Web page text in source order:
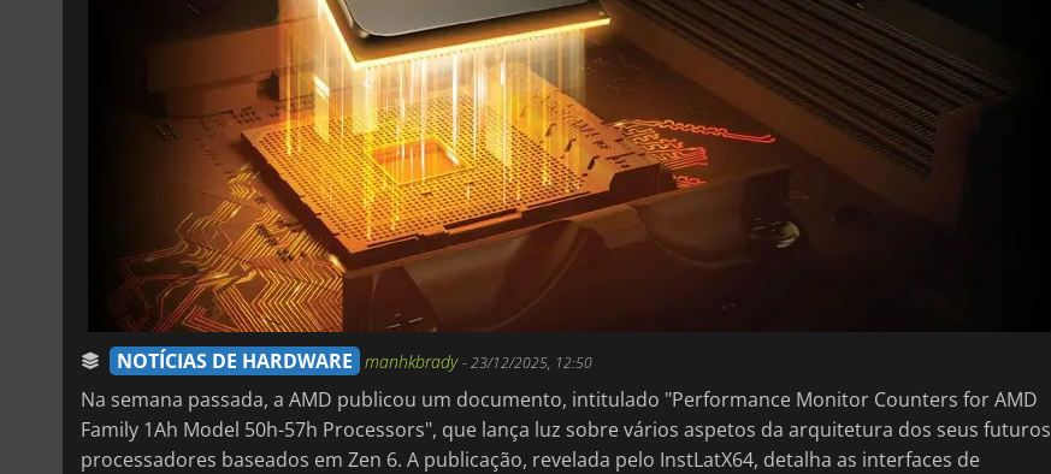
NOTÍCIAS DE HARDWARE manhkbrady-23/12/2025, 12:50
Na semana passada, a AMD publicou um documento, intitulado "Performance Monitor Counters for AMD
Family 1Ah Model 50h-57h Processors", que lança luz sobre vários aspetos da arquitetura dos seus futuros
processadores baseados em Zen 6. A publicação, revelada pelo InstLatX64, detalha as interfaces de